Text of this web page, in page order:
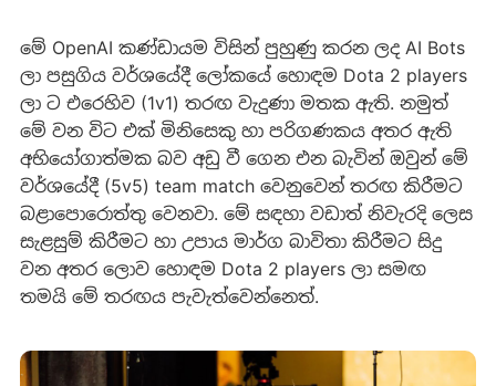
මේ OpenAI කණ්ඩායම විසින් පුහුණු කරන ලද AI Bots
ලා පසුගිය වර්ශයේදී ලෝකයේ හොඳම Dota 2 players
ලා ට එරෙහිව (1v1) තරඟ වැදුණා මතක ඇති. නමුත්
මේ වන විට එක් මිනිසෙකු හා පරිගණකය අතර ඇති
අභියෝගාත්මක බව අඩු වී ගෙන එන බැවින් ඔවුන් මේ
වර්ශයේදී (5v5) team match වෙනුවෙන් තරඟ කිරීමට
බළාපොරොත්තු වෙනවා. මේ සඳහා වඩාත් නිවැරදි ලෙස
සැළසුම් කිරීමට හා උපාය මාර්ග බාවිතා කිරීමට සිදු
වන අතර ලොව හොඳම Dota 2 players ලා සමඟ
තමයි මේ තරඟය පැවැත්වෙන්නෙත්.